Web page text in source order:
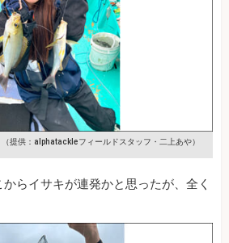
（提供：alphatackleフィールドスタッフ・二上あや）
らイサキが連発かと思ったが、全く